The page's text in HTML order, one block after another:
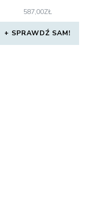
587,00ZŁ
SPRAWDŹ SAM!